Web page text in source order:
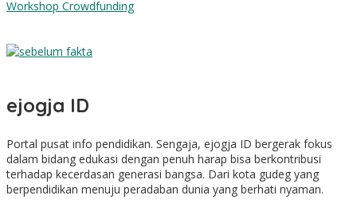
ejogja ID
Portal pusat info pendidikan. Sengaja, ejogja ID bergerak fokus
dalam bidang edukasi dengan penuh harap bisa berkontribusi
terhadap kecerdasan generasi bangsa. Dari kota gudeg yang
berpendidikan menuju peradaban dunia yang berhati nyaman.